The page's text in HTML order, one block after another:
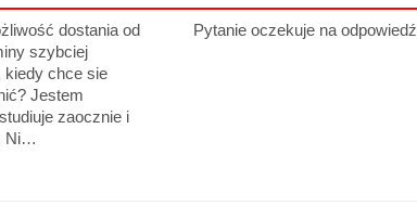
dostania od
szybciej
kiedy chce sie
Jestem
zaocznie i
Ni…
Pytanie oczekuje na odpowiedź